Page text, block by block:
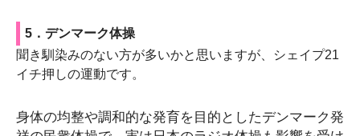
5．デンマーク体操
聞き馴染みのない方が多いかと思いますが、シェイプ21
イチ押しの運動です。
身体の均整や調和的な発育を目的としたデンマーク発